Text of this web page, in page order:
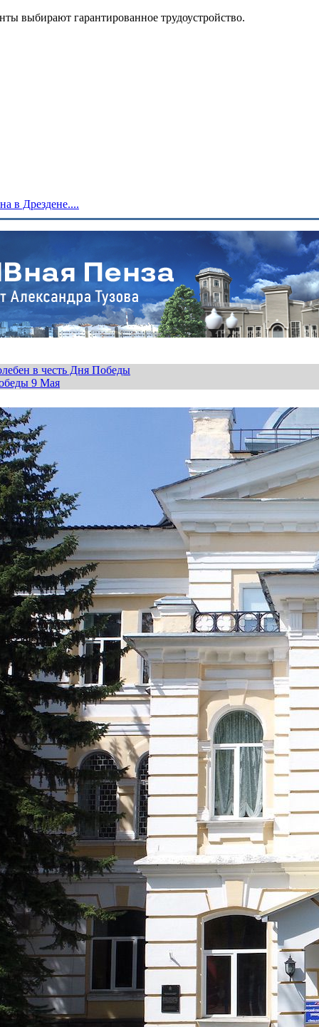
выбирают гарантированное трудоустройство.
в Дрездене....
в честь Дня Победы
9 Мая